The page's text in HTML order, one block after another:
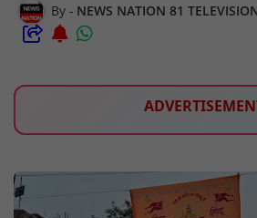
NEWS NATION 81